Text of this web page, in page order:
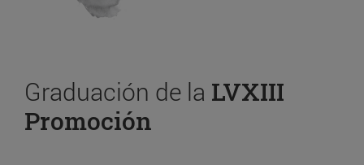
Graduación de la LVXIII
Promoción